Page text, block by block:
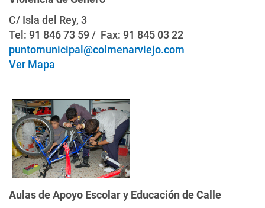
C/ Isla del Rey, 3
Tel: 91 846 73 59 / Fax: 91 845 03 22
puntomunicipal@colmenarviejo.com
Ver Mapa
Aulas de Apoyo Escolar y Educación de Calle